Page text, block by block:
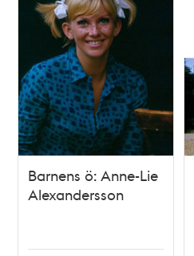
Barnens ö: Anne-Lie
Alexandersson